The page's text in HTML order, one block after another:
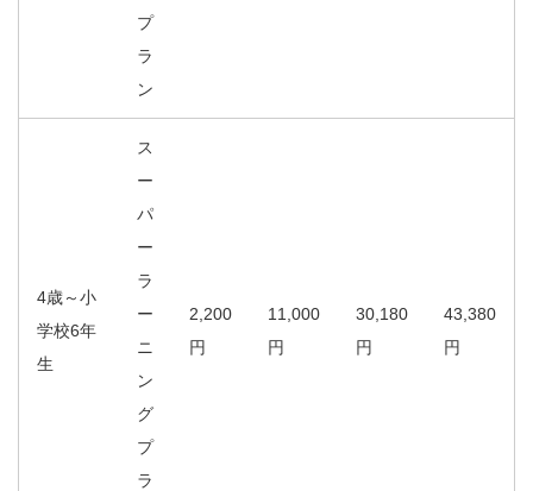
プ
ラ
ン
4歳～小
学校6年
生
ス
ー
パ
ー
ラ
ー
ニ
ン
グ
プ
ラ
2,200
円
11,000
円
30,180
円
43,380
円